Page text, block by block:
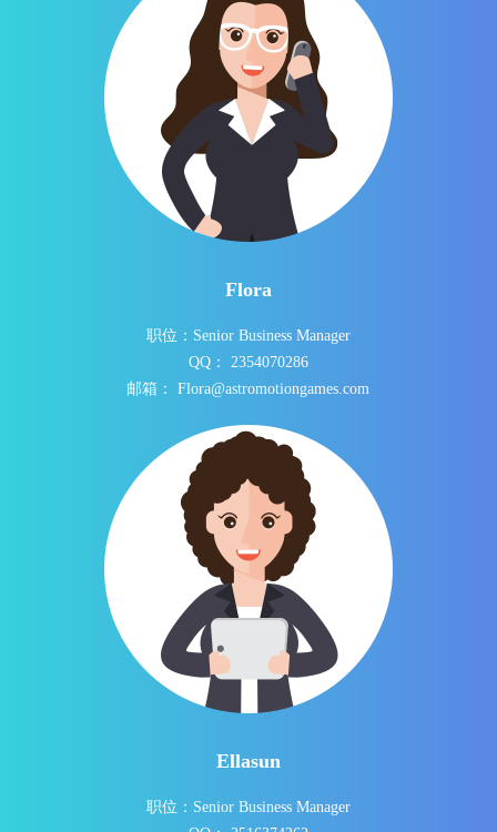
Flora
职位：Senior Business Manager
QQ： 2354070286
邮箱： Flora@astromotiongames.com
Ellasun
职位：Senior Business Manager